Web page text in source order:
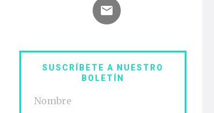
SUSCRÍBETE A NUESTRO
BOLETÍN